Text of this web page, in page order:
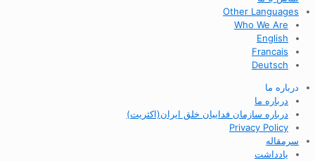
Other Languages
Who We Are
English
Francais
Deutsch
درباره ما
درباره ما
درباره سازمان فداییان خلق ایران(اکثریت)
Privacy Policy
سرمقاله
یادداشت